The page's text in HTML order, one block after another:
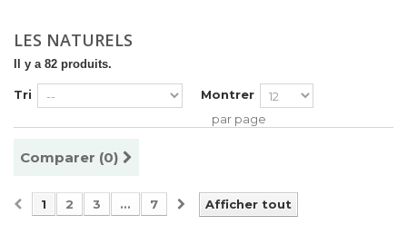
LES NATURELS
Il y a 82 produits.
Tri
Montrer
par page
Comparer (0)
Afficher tout
1 2 3 ... 7